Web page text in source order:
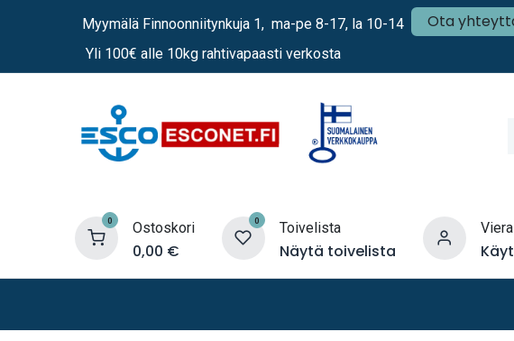
Myymälä Finnoonniitynkuja 1, ma-pe 8-17, la 10-14 Ota
Yli 100€ alle 10kg rahtivapaasti verkosta
0 Ostoskori
0,00 €
0 Toivelista
Näytä toivelista